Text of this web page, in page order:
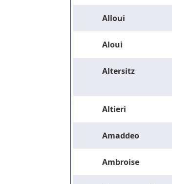
Alloui
Aloui
Altersitz
Altieri
Amaddeo
Ambroise